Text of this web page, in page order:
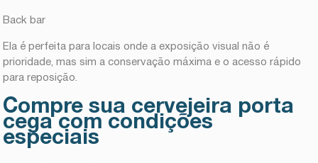
Back bar
Ela é perfeita para locais onde a exposição visual não é
prioridade, mas sim a conservação máxima e o acesso rápido
para reposição.
Compre sua cervejeira porta
cega com condições
especiais